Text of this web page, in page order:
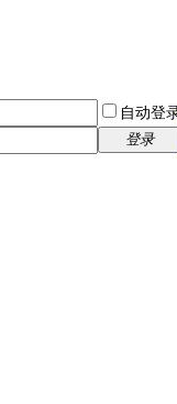
自动登
登录